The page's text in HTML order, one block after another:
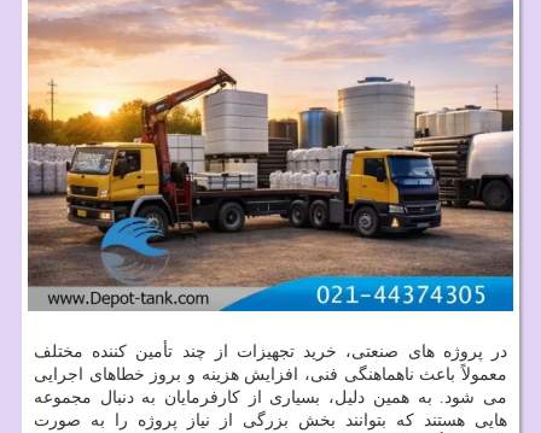
در پروژه های صنعتی، خرید تجهیزات از چند تأمین کننده مختلف
معمولاً باعث ناهماهنگی فنی، افزایش هزینه و بروز خطاهای اجرایی
می شود. به همین دلیل، بسیاری از کارفرمایان به دنبال مجموعه
هایی هستند که بتوانند بخش بزرگی از نیاز پروژه را به صورت